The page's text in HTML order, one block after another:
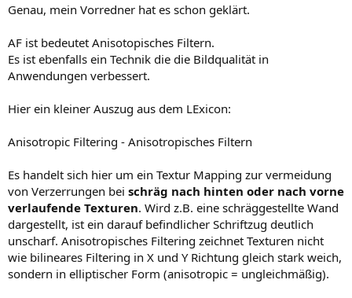
Genau, mein Vorredner hat es schon geklärt.
AF ist bedeutet Anisotopisches Filtern.
Es ist ebenfalls ein Technik die die Bildqualität in
Anwendungen verbessert.
Hier ein kleiner Auszug aus dem LExicon:
Anisotropic Filtering - Anisotropisches Filtern
Es handelt sich hier um ein Textur Mapping zur vermeidung
von Verzerrungen bei schräg nach hinten oder nach vorne
verlaufende Texturen. Wird z.B. eine schräggestellte Wand
dargestellt, ist ein darauf befindlicher Schriftzug deutlich
unscharf. Anisotropisches Filtering zeichnet Texturen nicht
wie bilineares Filtering in X und Y Richtung gleich stark weich,
sondern in elliptischer Form (anisotropic = ungleichmäßig).